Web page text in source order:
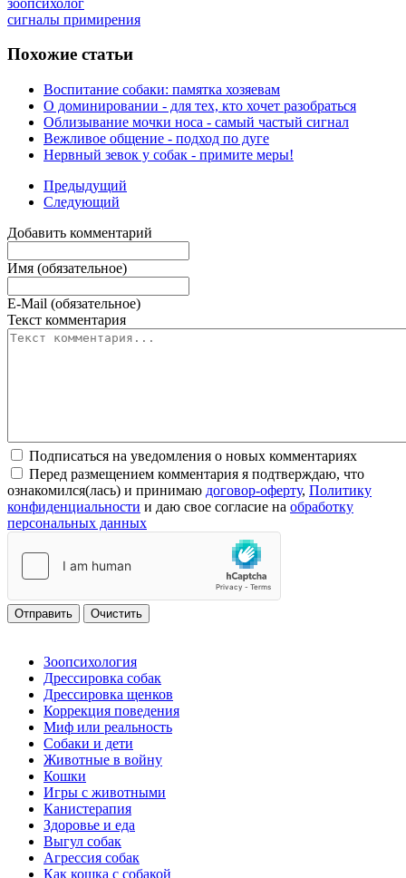
сигналы примирения
Похожие статьи
Воспитание собаки: памятка хозяевам
О доминировании - для тех, кто хочет разобраться
Облизывание мочки носа - самый частый сигнал
Вежливое общение - подход по дуге
Нервный зевок у собак - примите меры!
Предыдущий
Следующий
Добавить комментарий
Имя (обязательное)
E-Mail (обязательное)
Текст комментария
Подписаться на уведомления о новых комментариях
Перед размещением комментария я подтверждаю, что
ознакомился(лась) и принимаю договор-оферту, Политику
конфиденциальности и даю свое согласие на обработку
персональных данных
Отправить Очистить
Зоопсихология
Дрессировка собак
Дрессировка щенков
Коррекция поведения
Миф или реальность
Собаки и дети
Животные в войну
Кошки
Игры с животными
Канистерапия
Здоровье и еда
Выгул собак
Агрессия собак
Как кошка с собакой